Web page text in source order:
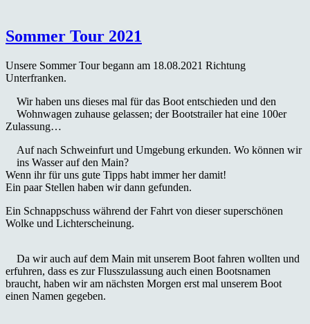
Sommer Tour 2021
Unsere Sommer Tour begann am 18.08.2021 Richtung
Unterfranken.
Wir haben uns dieses mal für das Boot entschieden und den
Wohnwagen zuhause gelassen; der Bootstrailer hat eine 100er
Zulassung…
Auf nach Schweinfurt und Umgebung erkunden. Wo können wir
ins Wasser auf den Main?
Wenn ihr für uns gute Tipps habt immer her damit!
Ein paar Stellen haben wir dann gefunden.
Ein Schnappschuss während der Fahrt von dieser superschönen
Wolke und Lichterscheinung.
Da wir auch auf dem Main mit unserem Boot fahren wollten und
erfuhren, dass es zur Flusszulassung auch einen Bootsnamen
braucht, haben wir am nächsten Morgen erst mal unserem Boot
einen Namen gegeben.